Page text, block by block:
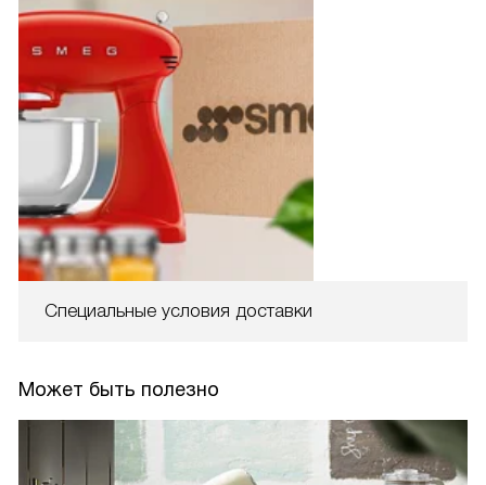
Специальные условия доставки
Может быть полезно